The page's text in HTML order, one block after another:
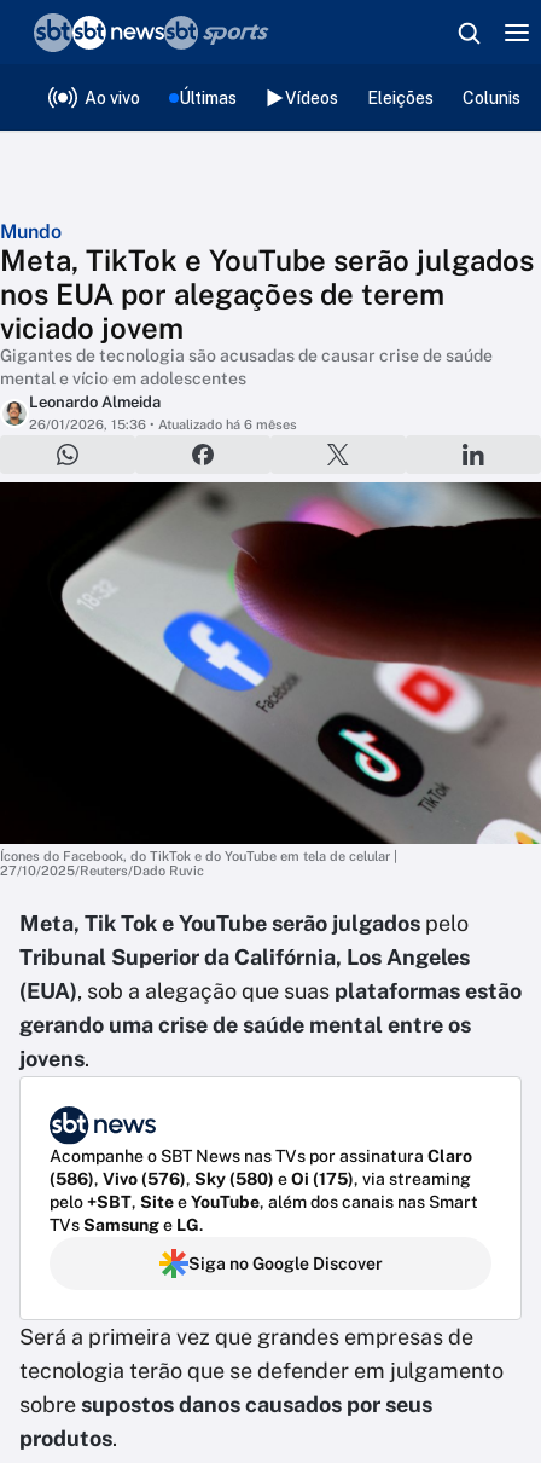
Ao vivo Últimas Vídeos Eleições
Mundo
Meta, TikTok e YouTube serão julgados
nos EUA por alegações de terem
viciado jovem
Gigantes de tecnologia são acusadas de causar crise de saúde
mental e vício em adolescentes
Leonardo Almeida
26/01/2026, 15:36 • Atualizado há 6 mêses
Ícones do Facebook, do TikTok e do YouTube em tela de celular |
27/10/2025/Reuters/Dado Ruvic
Meta, Tik Tok e YouTube serão julgados pelo
Tribunal Superior da Califórnia, Los Angeles
(EUA), sob a alegação que suas plataformas estão
gerando uma crise de saúde mental entre os
jovens.
Acompanhe o SBT News nas TVs por assinatura Claro
(586), Vivo (576), Sky (580) eOi (175), via streaming
pelo+SBT, SiteeYouTube, além dos canais nas Smart
TVsSamsunge LG.
Siga no Google Discover
Será a primeira vez que grandes empresas de
tecnologia terão que se defender em julgamento
sobresupostos danos causados por seus
produtos.
❮voltar
Editorias